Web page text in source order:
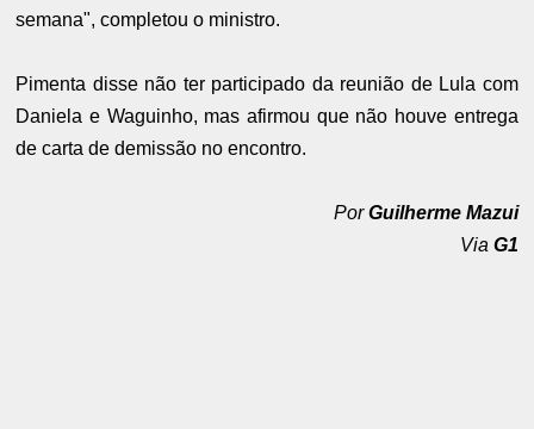
semana", completou o ministro.
Pimenta disse não ter participado da reunião de Lula com
Daniela e Waguinho, mas afirmou que não houve entrega
de carta de demissão no encontro.
PorGuilherme Mazui
Via G1